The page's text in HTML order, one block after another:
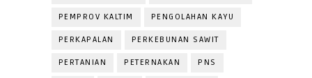
PEMPROV KALTIM PENGOLAHAN KAYU
PERKAPALAN PERKEBUNAN SAWIT
PERTANIAN PETERNAKAN PNS